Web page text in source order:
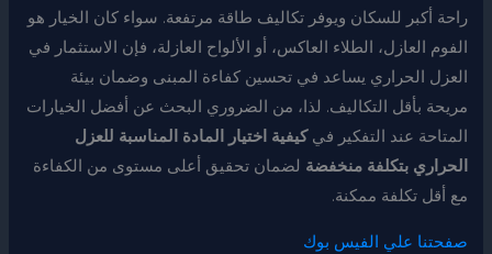
راحة أكبر للسكان ويوفر تكاليف طاقة مرتفعة. سواء كان الخيار هو
الفوم العازل، الطلاء العاكس، أو الألواح العازلة، فإن الاستثمار في
العزل الحراري يساعد في تحسين كفاءة المبنى وضمان بيئة
مريحة بأقل التكاليف. لذا، من الضروري البحث عن أفضل الخيارات
المتاحة عند التفكير فيكيفية اختيار المادة المناسبة للعزل
الحراري بتكلفة منخفضة لضمان تحقيق أعلى مستوى من الكفاءة
مع أقل تكلفة ممكنة.
صفحتنا علي الفيس بوك